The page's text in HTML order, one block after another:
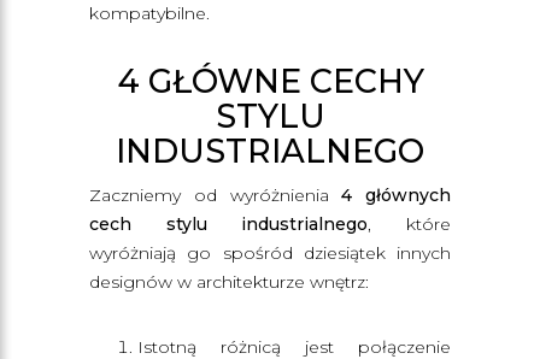
kompatybilne.
4 GŁÓWNE CECHY
STYLU
INDUSTRIALNEGO
Zaczniemy od wyróżnienia4 głównych
cech stylu industrialnego , które
wyróżniają go spośród dziesiątek innych
designów w architekturze wnętrz:
Istotną różnicą jest połączenie